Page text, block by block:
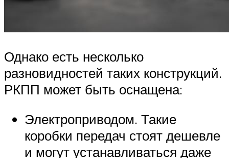
Однако есть несколько
разновидностей таких конструкций.
РКПП может быть оснащена:
Электроприводом. Такие
коробки передач стоят дешевле
и могут устанавливаться даже